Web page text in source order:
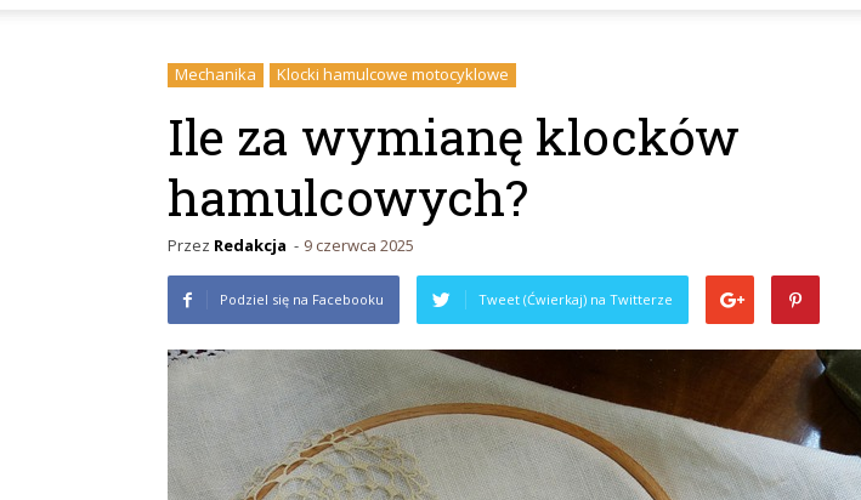
Mechanika Klocki hamulcowe motocyklowe
Ile za wymianę klocków
hamulcowych?
Przez Redakcja - 9 czerwca 2025
Podziel się na Facebooku Tweet (Ćwierkaj) na Twitterze